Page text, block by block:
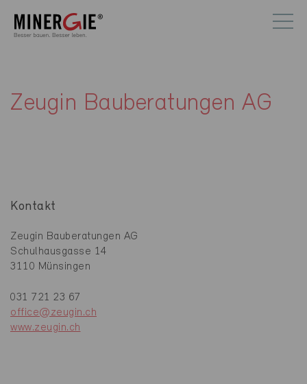
Zeugin Bauberatungen AG
Kontakt
Zeugin Bauberatungen AG
Schulhausgasse 14
3110 Münsingen
031 721 23 67
office@zeugin.ch
www.zeugin.ch